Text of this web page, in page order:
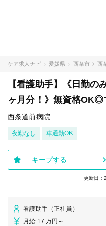
ケア求人ナビ 愛媛県 西条市 西
【看護助手】《日勤
ヶ月分！》無資格
西条道前病院
夜勤なし 車通勤OK
キープする
更新日：
看護助手（正社員）
月給 17 万円～